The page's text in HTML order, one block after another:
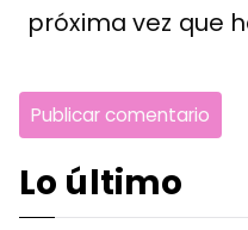
próxima vez que
Lo último